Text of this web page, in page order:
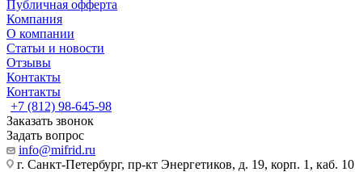
Публичная офферта
Компания
О компании
Статьи и новости
Отзывы
Контакты
Контакты
+7 (812) 98-645-98
Заказать звонок
Задать вопрос
info@mifrid.ru
г. Санкт-Петербург, пр-кт Энергетиков, д. 19, корп. 1, каб. 10